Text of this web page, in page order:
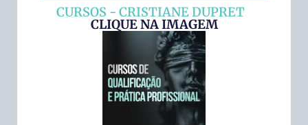
CURSOS - CRISTIANE DUPRET
CLIQUE NA IMAGEM